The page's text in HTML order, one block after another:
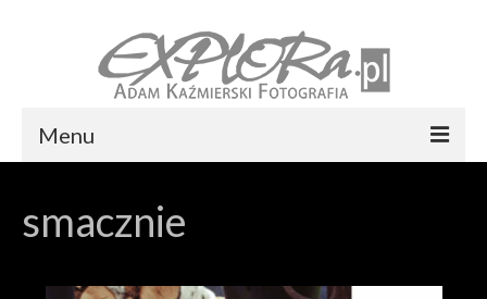
Menu
Reportaż ślubny
Usługi
smacznie